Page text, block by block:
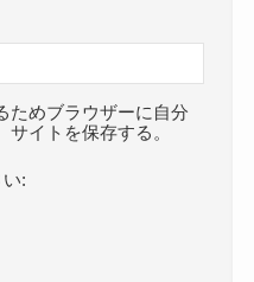
ためブラウザーに自分
イトを保存する。
: